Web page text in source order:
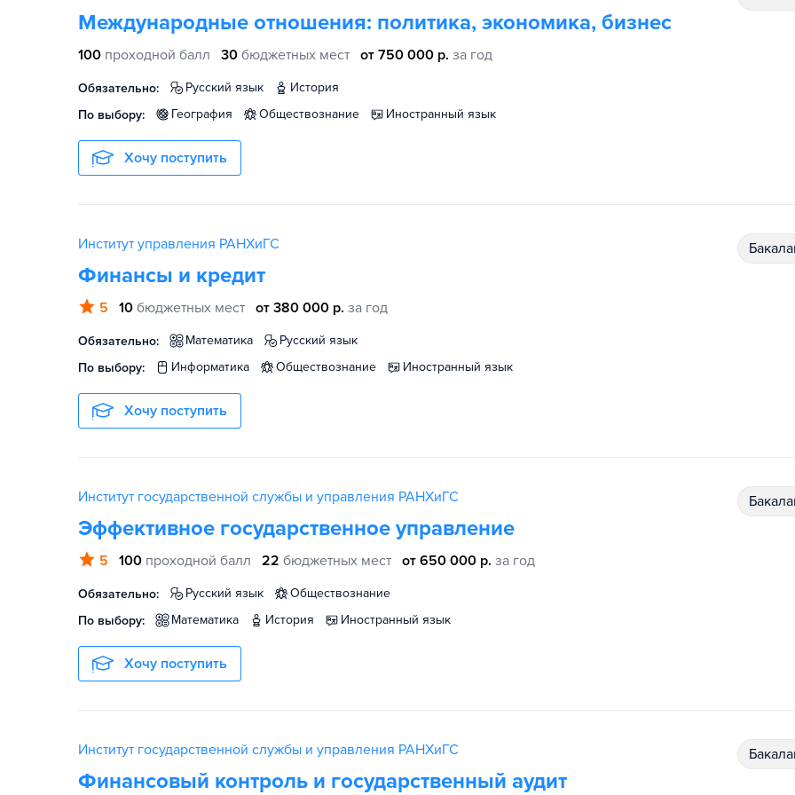
Международные отношения: политика, экономика, бизнес
100 проходной балл 30 бюджетных мест от 750 000 р. за год
Обязательно: русский язык
история
По выбору:
география обществознание иностранный язык
Хочу поступить
Институт управления РАНХиГС
Финансы и кредит
5 10 бюджетных мест от 380 000 р. за год
Обязательно: математика
русский язык
По выбору:
информатика обществознание иностранный язык
Хочу поступить
Институт государственной службы и управления РАНХиГС
Эффективное государственное управление
5 100 проходной балл 22 бюджетных мест от 650 000 р. за год
Обязательно: русский язык
обществознание
По выбору:
математика история иностранный язык
Хочу поступить
Институт государственной службы и управления РАНХиГС
Финансовый контроль и государственный аудит